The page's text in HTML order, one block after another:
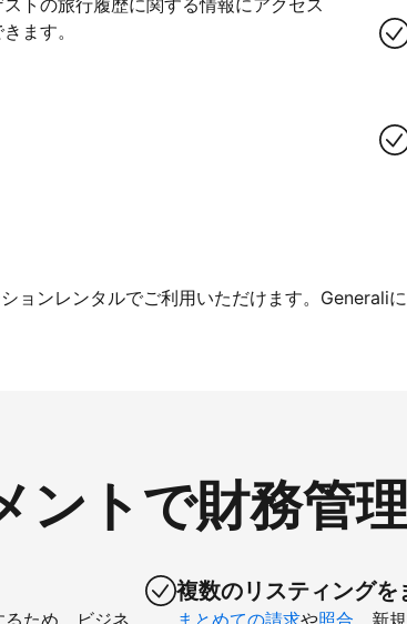
ストの旅行履歴に関する情報にアクセス
ます。
ンレンタルでご利用いただけます。Generaliに
トで財務管
るため、ビジネ
複数のリスティングを
まとめての請求や照合、新